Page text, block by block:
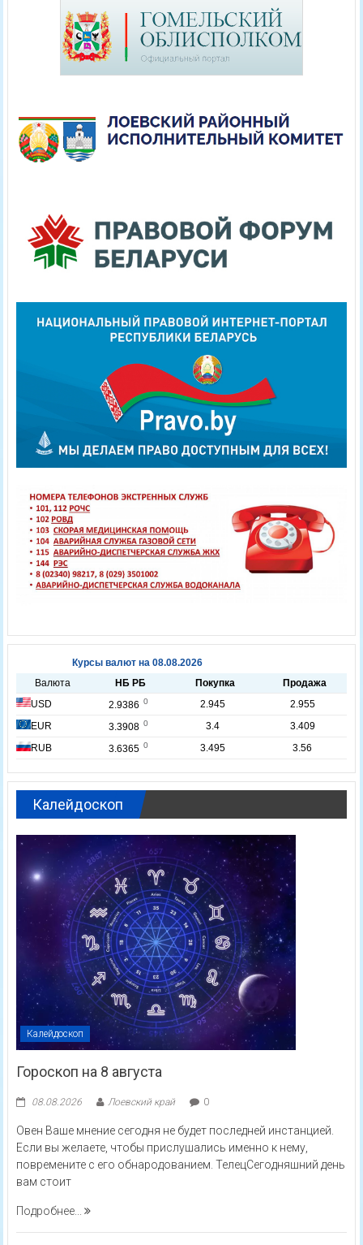
Калейдоскоп
Калейдоскоп
Гороскоп на 8 августа
08.08.2026 Лоевский край 0
Овен Ваше мнение сегодня не будет последней инстанцией.
Если вы желаете, чтобы прислушались именно к нему,
повремените с его обнародованием. ТелецСегодняшний день
вам стоит
Подробнее...